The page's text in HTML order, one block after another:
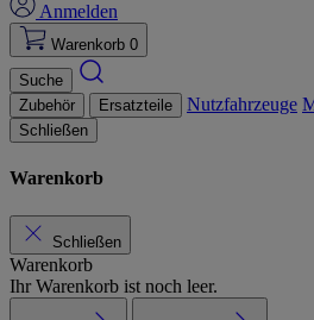
Anmelden
Warenkorb 0
Suche
Zubehör
Ersatzteile Nutzfahrzeuge
Schließen
Warenkorb
Schließen
Warenkorb
Ihr Warenkorb ist noch leer.